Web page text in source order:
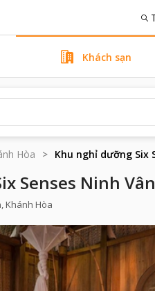
Khách sạn
Hòa Khu nghỉ dưỡng Six
Senses Ninh
Khánh Hòa